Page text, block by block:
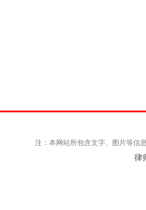
注：本网站所包含文字、图片等信
律